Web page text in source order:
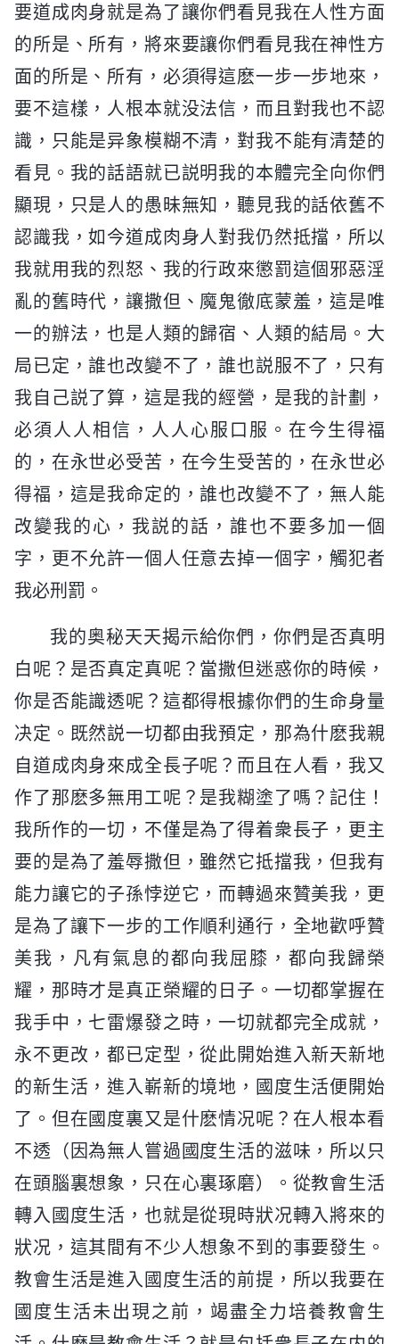
要道成肉身就是為了讓你們看見我在人性方面
的所是、所有，將來要讓你們看見我在神性方
面的所是、所有，必須得這麽一步一步地來，
要不這樣，人根本就没法信，而且對我也不認
識，只能是异象模糊不清，對我不能有清楚的
看見。我的話語就已説明我的本體完全向你們
顯現，只是人的愚昧無知，聽見我的話依舊不
認識我，如今道成肉身人對我仍然抵擋，所以
我就用我的烈怒、我的行政來懲罰這個邪惡淫
亂的舊時代，讓撒但、魔鬼徹底蒙羞，這是唯
一的辦法，也是人類的歸宿、人類的結局。大
局已定，誰也改變不了，誰也説服不了，只有
我自己説了算，這是我的經營，是我的計劃，
必須人人相信，人人心服口服。在今生得福
的，在永世必受苦，在今生受苦的，在永世必
得福，這是我命定的，誰也改變不了，無人能
改變我的心，我説的話，誰也不要多加一個
字，更不允許一個人任意去掉一個字，觸犯者
我必刑罰。
我的奥秘天天揭示給你們，你們是否真明
白呢？是否真定真呢？當撒但迷惑你的時候，
你是否能識透呢？這都得根據你們的生命身量
决定。既然説一切都由我預定，那為什麽我親
自道成肉身來成全長子呢？而且在人看，我又
作了那麽多無用工呢？是我糊塗了嗎？記住！
我所作的一切，不僅是為了得着衆長子，更主
要的是為了羞辱撒但，雖然它抵擋我，但我有
能力讓它的子孫悖逆它，而轉過來贊美我，更
是為了讓下一步的工作順利通行，全地歡呼贊
美我，凡有氣息的都向我屈膝，都向我歸榮
耀，那時才是真正榮耀的日子。一切都掌握在
我手中，七雷爆發之時，一切就都完全成就，
永不更改，都已定型，從此開始進入新天新地
的新生活，進入嶄新的境地，國度生活便開始
了。但在國度裏又是什麽情况呢？在人根本看
不透（因為無人嘗過國度生活的滋味，所以只
在頭腦裏想象，只在心裏琢磨）。從教會生活
轉入國度生活，也就是從現時狀况轉入將來的
狀况，這其間有不少人想象不到的事要發生。
教會生活是進入國度生活的前提，所以我要在
國度生活未出現之前，竭盡全力培養教會生